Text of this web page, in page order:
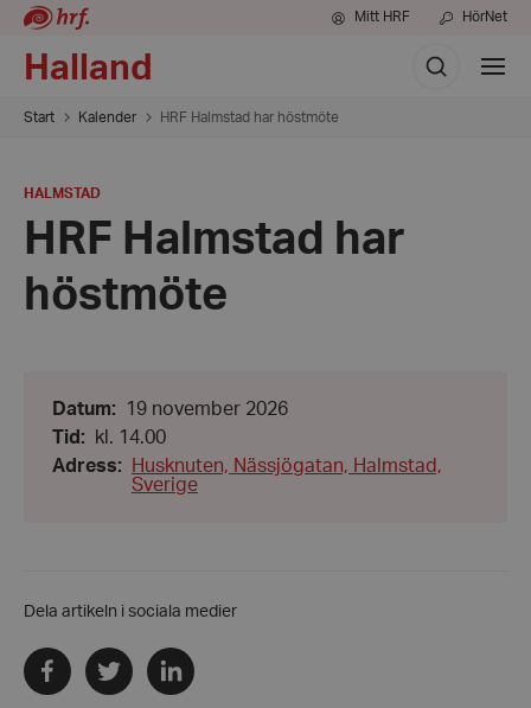
Mitt HRF HörNet
Halland Sök
Visa
meny
Start Kalender HRF Halmstad har höstmöte
PLATS:
HALMSTAD
HRF Halmstad har
höstmöte
Datum:
Datum:
19
november
2026
19 november 2026
Tid :
Tid:
14.00
kl. 14.00
Adress:
Husknuten, Nässjögatan, Halmstad,
Sverige
Dela artikeln i sociala medier
Dela
via
facebook
Dela
via
twitter
Dela
via
linkedin